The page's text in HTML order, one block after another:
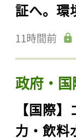
証へ。環
11時間前
政府・
【国際
力・飲料